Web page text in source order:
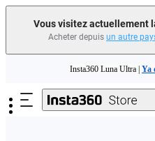
Vous visitez actuellement
Acheter depuis un autre
Need shopping help? |
Insta360 Luna Ultra | Ya